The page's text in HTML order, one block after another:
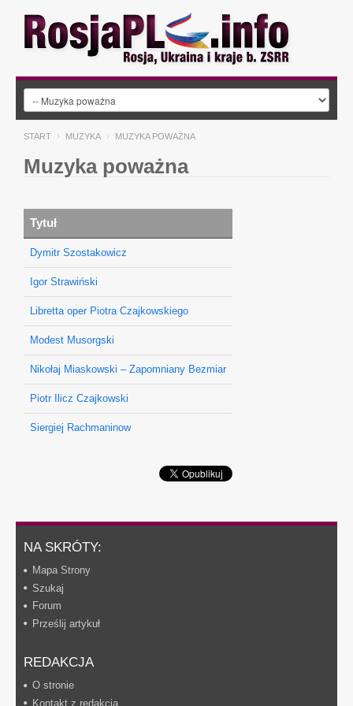
START MUZYKA MUZYKA POWAŻNA
Muzyka poważna
Tytuł
Dymitr Szostakowicz
Igor Strawiński
Libretta oper Piotra Czajkowskiego
Modest Musorgski
Nikołaj Miaskowski – Zapomniany Bezmiar
Piotr Ilicz Czajkowski
Siergiej Rachmaninow
NA SKRÓTY:
Mapa Strony
Szukaj
Forum
Prześlij artykuł
REDAKCJA
O stronie
Kontakt z redakcją